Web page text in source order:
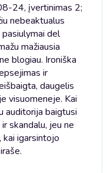
24, įvertinimas 2;
nebeaktualus
del
mažiausia
blogiau. Ironiška
ir
daugelis
visuomeneje. Kai
auditorija baigtusi
skandalu, jeu ne
kai igarsintojo